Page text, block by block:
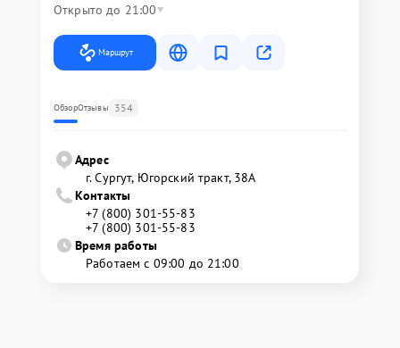
Открыто до 21:00
Маршрут
ОбзорОтзывы 354
Адрес
г. Сургут, Югорский тракт, 38А
Контакты
+7 (800) 301-55-83
+7 (800) 301-55-83
Время работы
Работаем с 09:00 до 21:00